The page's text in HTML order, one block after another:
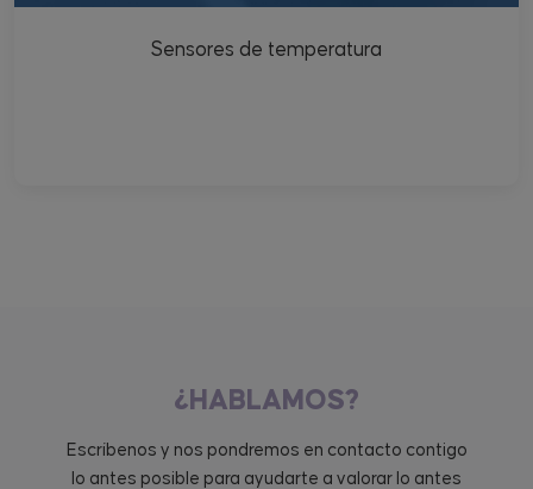
Sensores de temperatura
¿HABLAMOS?
Escríbenos y nos pondremos en contacto contigo
lo antes posible para ayudarte a valorar lo antes